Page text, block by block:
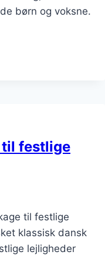
børn og voksne.
til festlige
til festlige
klassisk dansk
lejligheder